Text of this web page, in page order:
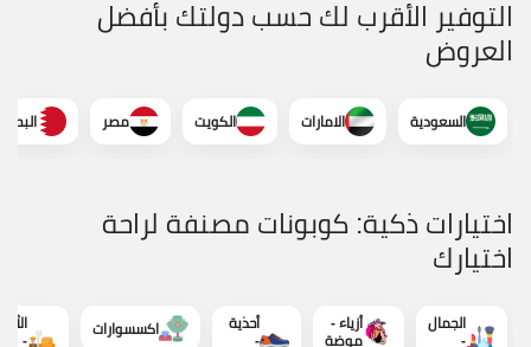
التوفير الأقرب لك حسب دولتك بأفضل
العروض
السعودية الامارات الكويت مصر
اختيارات ذكية: كوبونات مصنفة لراحة
اختيارك
الجمال
-
أزياء -
موضة
أحذية
- اكسسوارات -